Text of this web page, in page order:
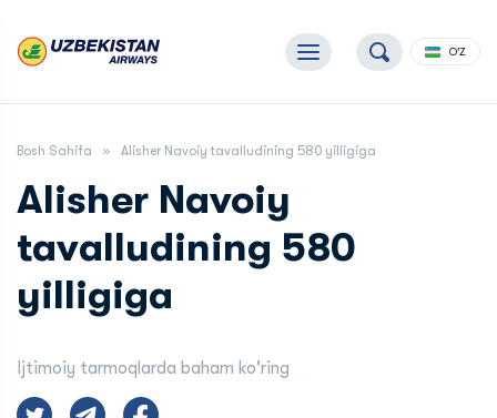
O'Z
Bosh Sahifa Alisher Navoiy tavalludining 580 yilligiga
Alisher Navoiy
tavalludining 580
yilligiga
Ijtimoiy tarmoqlarda baham ko'ring